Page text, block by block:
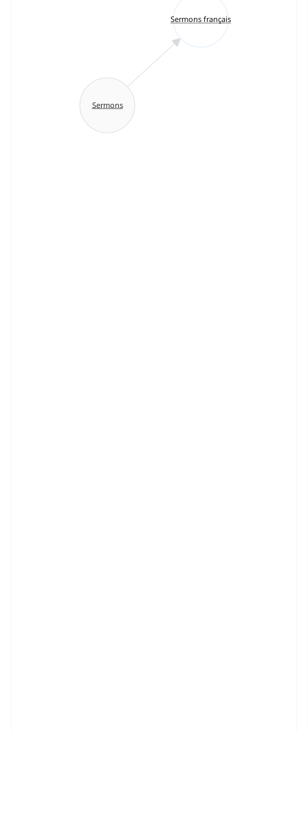
Sermons français
Sermons